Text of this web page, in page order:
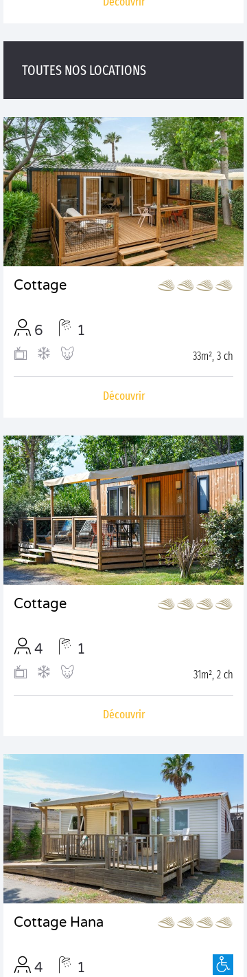
TOUTES NOS LOCATIONS
Cottage
6 1
33m², 3 ch
Découvrir
Cottage
4 1
31m², 2 ch
Découvrir
Cottage Hana
4 1